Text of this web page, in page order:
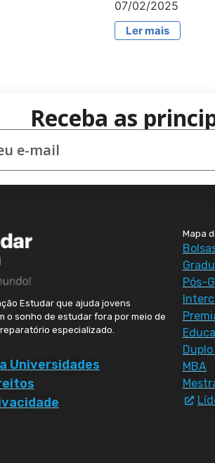
07/02/2025
Ler mais
Receba as
Estudar que ajuda jovens
o sonho de estudar fora por meio de
especializado.
Universidades
Mapa
Pós-
MBA